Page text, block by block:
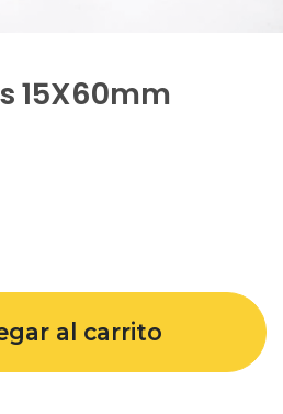
15X60mm
al carrito